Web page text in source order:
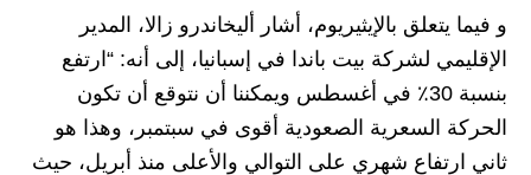
و فيما يتعلق بالإيثيريوم، أشار أليخاندرو زالا، المدير
الإقليمي لشركة بيت باندا في إسبانيا، إلى أنه: “ارتفع
بنسبة 30٪ في أغسطس ويمكننا أن نتوقع أن تكون
الحركة السعرية الصعودية أقوى في سبتمبر، وهذا هو
ثاني ارتفاع شهري على التوالي والأعلى منذ أبريل، حيث